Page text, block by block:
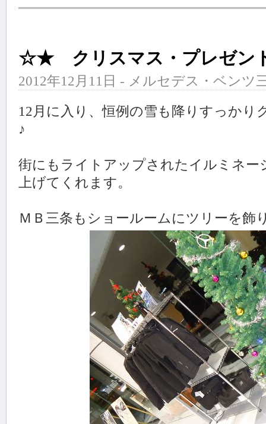
☆★ クリスマス・プレゼ
2012年12月11日 - メルセデス・ベンツ
12月に入り、恒例の雪も降りすっかり
♪
街にもライトアップされたイルミネー
上げてくれます。
ＭＢ三条もショールームにツリーを飾